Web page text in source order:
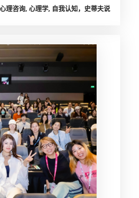
理咨询, 心理学, 自我认知，史蒂夫说